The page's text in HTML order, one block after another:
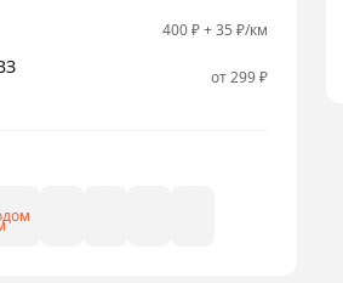
400 ₽ + 35 ₽/км
от 299 ₽